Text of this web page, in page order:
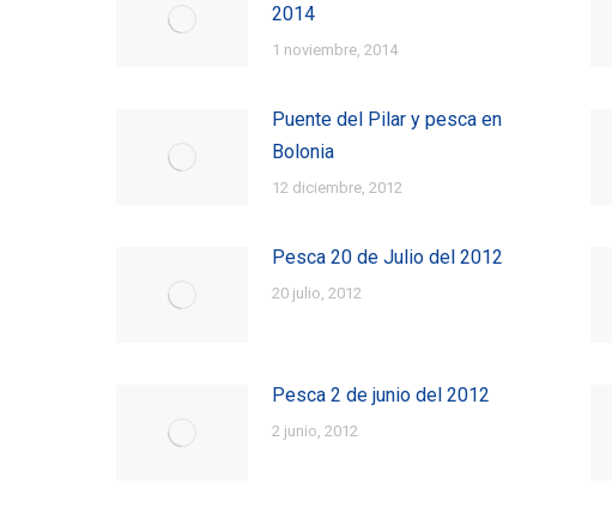
2014
1 noviembre, 2014
Puente del Pilar y pesca en
Bolonia
12 diciembre, 2012
Pesca 20 de Julio del 2012
20 julio, 2012
Pesca 2 de junio del 2012
2 junio, 2012